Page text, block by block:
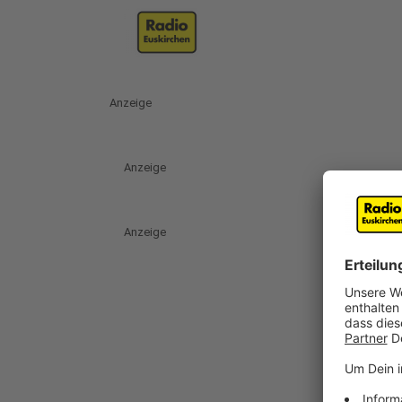
Anzeige
Anzeige
Anzeige